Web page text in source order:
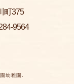
町375
9564
幼稚園 .